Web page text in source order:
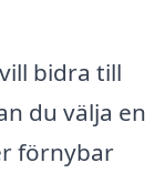
bidra till
du välja en
förnybar